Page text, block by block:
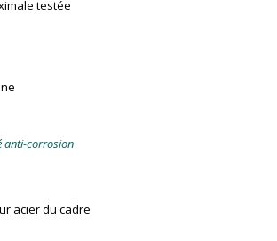
testée
anti-corrosion
acier du cadre